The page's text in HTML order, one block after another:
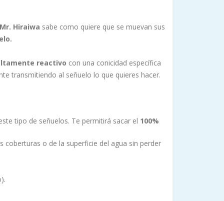
Mr. Hiraiwa sabe como quiere que se muevan sus
reactivo con una conicidad específica
transmitiendo al señuelo lo que quieres hacer.
tipo de señuelos. Te permitirá sacar el 100%
o de la superficie del agua sin perder